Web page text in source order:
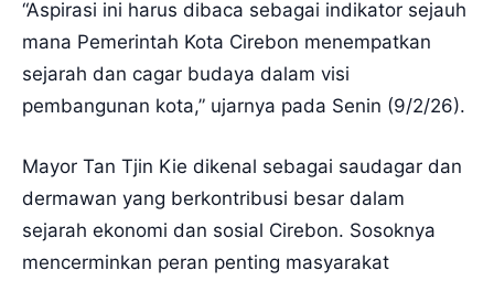
“Aspirasi ini harus dibaca sebagai indikator sejauh
mana Pemerintah Kota Cirebon menempatkan
sejarah dan cagar budaya dalam visi
pembangunan kota,” ujarnya pada Senin (9/2/26).
Mayor Tan Tjin Kie dikenal sebagai saudagar dan
dermawan yang berkontribusi besar dalam
sejarah ekonomi dan sosial Cirebon. Sosoknya
mencerminkan peran penting masyarakat